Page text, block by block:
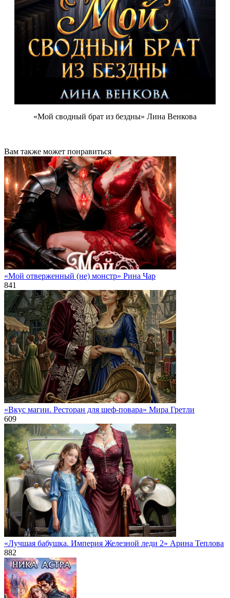
«Мой сводный брат из бездны» Лина Венкова
Вам также может понравиться
«Мой отверженный (не) монстр» Рина Чар
841
«Вкус магии. Ресторан для шеф-повара» Мира Гретли
609
«Лучшая бабушка. Империя Железной леди 2» Арина Теплова
882